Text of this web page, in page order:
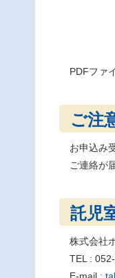
PDFファ
ご注
お申込み
ご連絡が
託児
株式会社
TEL :